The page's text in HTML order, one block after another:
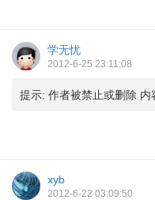
学无忧
2012-6-25 23:11:08
提示: 作者被禁止或删除 内
xyb
2012-6-22 03:09:50